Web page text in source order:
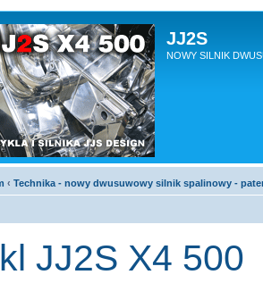
JJ2S
NOWY SILNIK
‹ Technika - nowy dwusuwowy silnik spalinowy -
JJ2S X4 500